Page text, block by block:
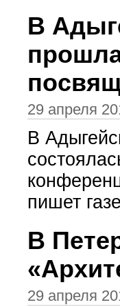
В
29 апреля
В
пишет
В
29 апреля